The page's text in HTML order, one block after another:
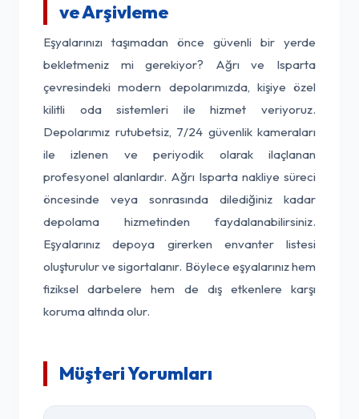
ve Arşivleme
Eşyalarınızı taşımadan önce güvenli bir yerde
bekletmeniz mi gerekiyor? Ağrı ve Isparta
çevresindeki modern depolarımızda, kişiye özel
kilitli oda sistemleri ile hizmet veriyoruz.
Depolarımız rutubetsiz, 7/24 güvenlik kameraları
ile izlenen ve periyodik olarak ilaçlanan
profesyonel alanlardır. Ağrı Isparta nakliye süreci
öncesinde veya sonrasında dilediğiniz kadar
depolama hizmetinden faydalanabilirsiniz.
Eşyalarınız depoya girerken envanter listesi
oluşturulur ve sigortalanır. Böylece eşyalarınız hem
fiziksel darbelere hem de dış etkenlere karşı
koruma altında olur.
Müşteri Yorumları